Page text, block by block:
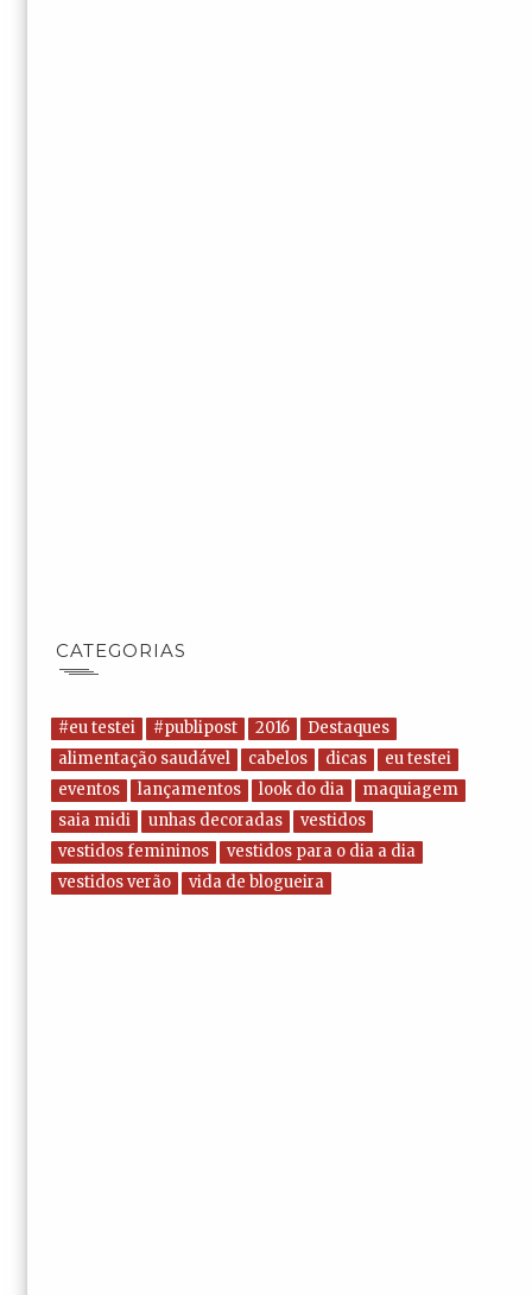
CATEGORIAS
#eu testei #publipost 2016
Destaques
alimentação saudável
cabelos dicas
eu testei
eventos
lançamentos look do dia
maquiagem
saia midi
unhas decoradas
vestidos
vestidos femininos
vestidos para o dia a dia
vestidos verão
vida de blogueira